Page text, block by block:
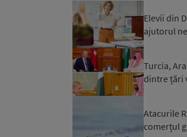
Elevii din
ajutorul
Turcia,
dintre țări
Atacurile
comerțul